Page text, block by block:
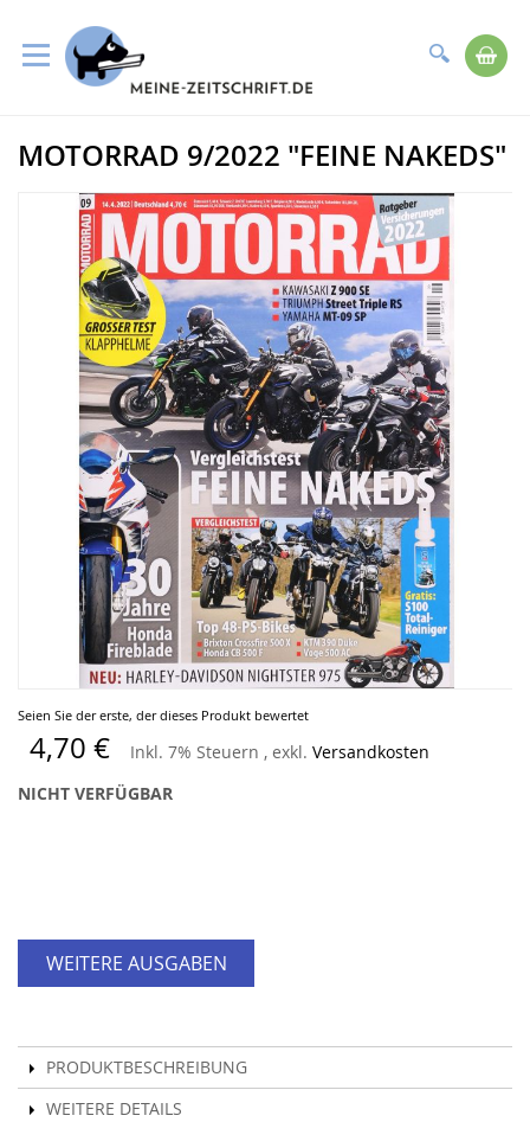
Suche
zum
Inhalt
Seien Sie der erste, der dieses Produkt bewertet
4,70 € Inkl. 7% Steuern , exkl. Versandkosten
NICHT VERFÜGBAR
WEITERE AUSGABEN
PRODUKTBESCHREIBUNG
WEITERE DETAILS
Zum
Bildergalerie
springen
MOTORRAD 9/2022 "FEINE NAKEDS"
Zum
Anfang
der
Bildergalerie
springen